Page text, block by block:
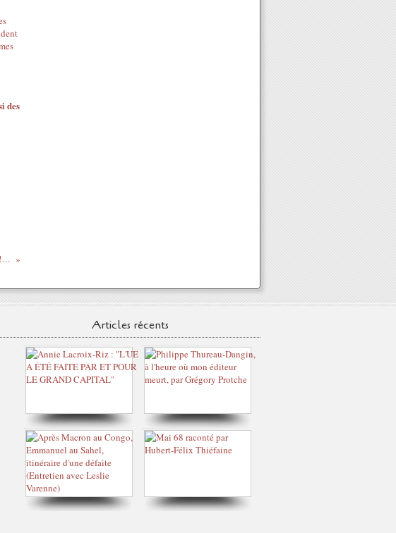
des
La Margarita Louis-Dreyfus de l'OM aura les terres arables de Ouattara ! (Chacun son Qatar)
Articles récents